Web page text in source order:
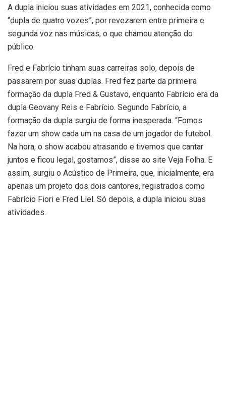
A dupla iniciou suas atividades em 2021, conhecida como
“dupla de quatro vozes”, por revezarem entre primeira e
segunda voz nas músicas, o que chamou atenção do
público.
Fred e Fabrício tinham suas carreiras solo, depois de
passarem por suas duplas. Fred fez parte da primeira
formação da dupla Fred & Gustavo, enquanto Fabrício era da
dupla Geovany Reis e Fabrício. Segundo Fabrício, a
formação da dupla surgiu de forma inesperada. “Fomos
fazer um show cada um na casa de um jogador de futebol.
Na hora, o show acabou atrasando e tivemos que cantar
juntos e ficou legal, gostamos”, disse ao site Veja Folha. E
assim, surgiu o Acústico de Primeira, que, inicialmente, era
apenas um projeto dos dois cantores, registrados como
Fabrício Fiori e Fred Liel. Só depois, a dupla iniciou suas
atividades.